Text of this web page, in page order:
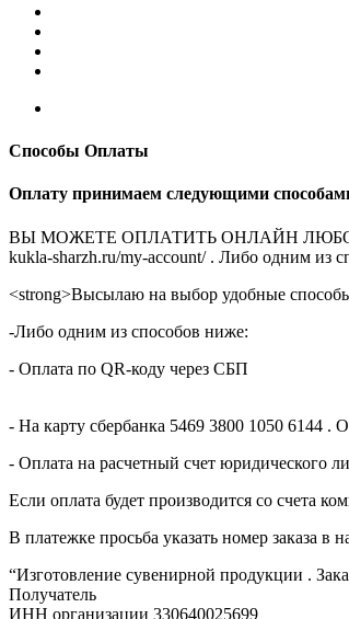
Способы Оплаты
Оплату принимаем следующими
ВЫ МОЖЕТЕ ОПЛАТИТЬ ОНЛАЙН ЛЮБОЙ
kukla-sharzh.ru/my-account/ . Либо одним из
<strong>Высылаю на выбор удобные
-Либо одним из способов ниже:
- Оплата по QR-коду через СБП
- На карту сбербанка 5469 3800 1050 6144 .
- Оплата на расчетный счет юридического
Если оплата будет производится со счета
В платежке просьба указать номер заказа в
“Изготовление сувенирной продукции .
Получатель
ИНН организации 330640025699